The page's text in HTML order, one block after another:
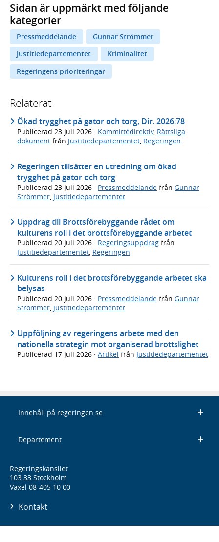
Sidan är uppmärkt med följande
kategorier
Pressmeddelande
Gunnar Strömmer
Justitiedepartementet
Kriminalitet
Regeringens prioriteringar
Relaterat
Ökad trygghet på gator och torg, Dir. 2026:78
Publicerad 23 juli 2026 · Kommittédirektiv, Rättsliga
dokument från Justitiedepartementet, Regeringen
Regeringen tillsätter en utredning om ökad
trygghet på gator och torg
Publicerad 23 juli 2026 · Pressmeddelande från Gunnar
Strömmer Justitiedepartementet
Uppdrag till Brottsförebyggande rådet om
kulturens roll i det brottsförebyggande arbetet
Publicerad 20 juli 2026 · Regeringsuppdrag från
Justitiedepartementet, Regeringen
Kulturens roll i det brottsförebyggande arbetet ska
belysas
Publicerad 20 juli 2026 · Pressmeddelande från Gunnar
Strömmer, Justitiedepartementet
Uppföljning av regeringens arbete med den
nationella strategin mot organiserad brottslighet
Publicerad 17 juli 2026 · Artikel från Justitiedepartementet
Innehåll på regeringen.se
Departement
Regeringskansliet
103 33 Stockholm
Växel 08-405 10 00
Kontakt